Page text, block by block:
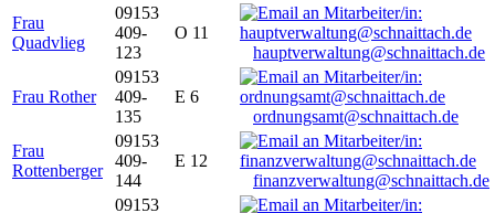
Frau
Quadvlieg
09153
409-
123
O 11
hauptverwaltung@schnaittach.de
Frau Rother
09153
409-
135
E 6
ordnungsamt@schnaittach.de
Frau
Rottenberger
09153
409-
144
E 12
finanzverwaltung@schnaittach.de
09153